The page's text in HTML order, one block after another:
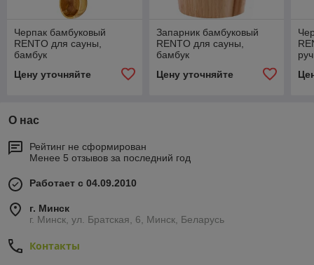
Черпак бамбуковый
RENTO для сауны,
бамбук
Цену уточняйте
Запарник бамбуковый
RENTO для сауны,
бамбук
Цену уточняйте
О нас
Рейтинг не сформирован
Менее 5 отзывов за последний год
Работает с 04.09.2010
г. Минск
г. Минск, ул. Братская, 6, Минск, Беларусь
Контакты